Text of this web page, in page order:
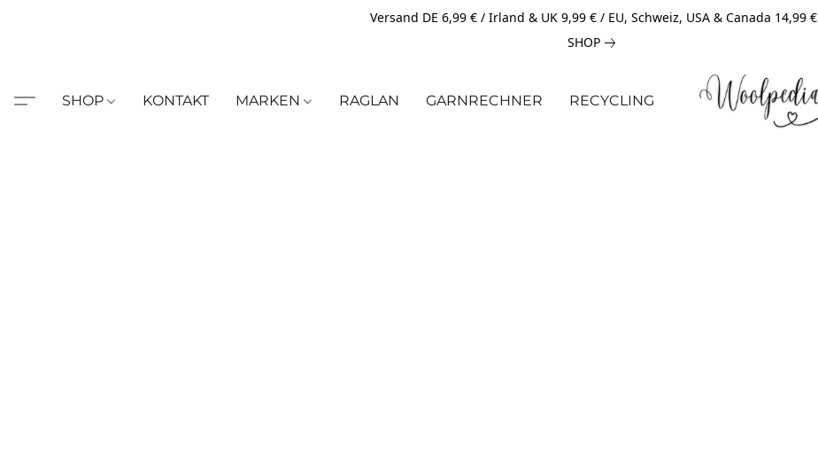
Versand DE 6,99 € / Irland & UK 9,99 € / EU, Schweiz, USA & Canada 14,99 €
SHOP
SHOP KONTAKT MARKEN RAGLAN GARNRECHNER RECYCLING